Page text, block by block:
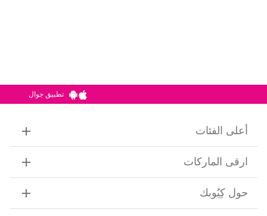
تطبيق جوال
أعلى الفئات
ارقى الماركات
حول كِيُوبك